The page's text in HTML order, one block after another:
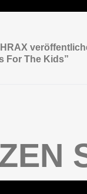
For The Kids”